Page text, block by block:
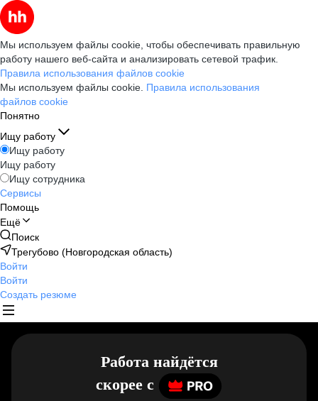
Мы используем файлы cookie, чтобы обеспечивать правильную
работу нашего веб-сайта и анализировать сетевой трафик.
Правила использования файлов cookie
Мы используем файлы cookie. Правила использования
файлов cookie
Понятно
Ищу работу
Ищу работу
Ищу работу
Ищу сотрудника
Сервисы
Помощь
Ещё
Поиск
Трегубово (Новгородская область)
Войти
Войти
Создать резюме
Работа найдётся
скорее c